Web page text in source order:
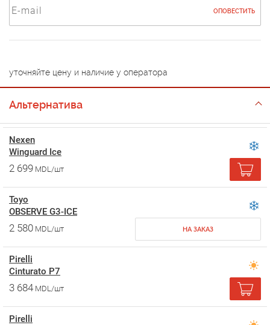
ОПОВЕСТИТЬ
уточняйте цену и наличие у оператора
Альтернатива
Nexen
Winguard Ice
2 699 MDL/шт
Toyo
OBSERVE G3-ICE
2 580 MDL/шт НА ЗАКАЗ
Pirelli
Cinturato P7
3 684 MDL/шт
Pirelli